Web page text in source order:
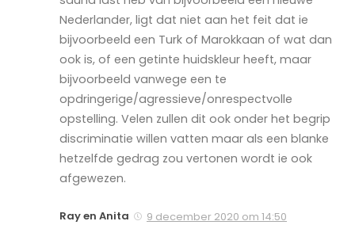
Nederlander, ligt dat niet aan het feit dat ie
bijvoorbeeld een Turk of Marokkaan of wat dan
ook is, of een getinte huidskleur heeft, maar
bijvoorbeeld vanwege een te
opdringerige/agressieve/onrespectvolle
opstelling. Velen zullen dit ook onder het begrip
discriminatie willen vatten maar als een blanke
hetzelfde gedrag zou vertonen wordt ie ook
afgewezen.
Ray en Anita 9 december 2020 om 14:50